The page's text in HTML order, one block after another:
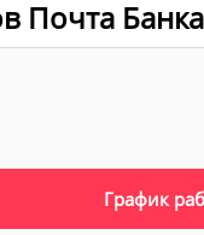
Почта
График